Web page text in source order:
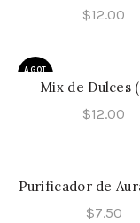
$12.00
AGOT
LEER
Mix de Dulces​
$12.00
AÑADIR AL
Purificador de
$7.50